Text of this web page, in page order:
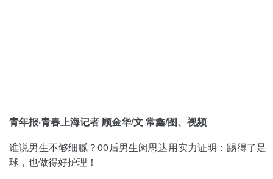
青年报·青春上海记者 顾金华/文 常鑫/图、视频
谁说男生不够细腻？00后男生闵思达用实力证明：踢得了足
球，也做得好护理！